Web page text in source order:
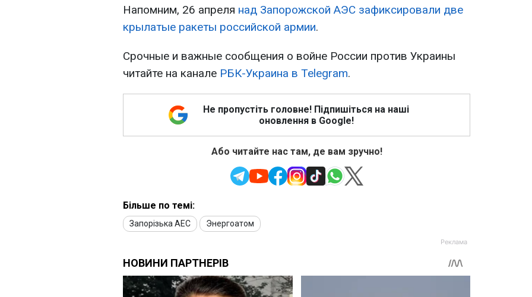
Напомним, 26 апреля над Запорожской АЭС зафиксировали две
крылатые ракеты российской армии.
Срочные и важные сообщения о войне России против Украины
читайте на канале РБК-Украина в Telegram.
Не пропустіть головне! Підпишіться на наші
оновлення в Google!
Або читайте нас там, де вам зручно!
Більше по темі:
Запорізька АЕС Энергоатом